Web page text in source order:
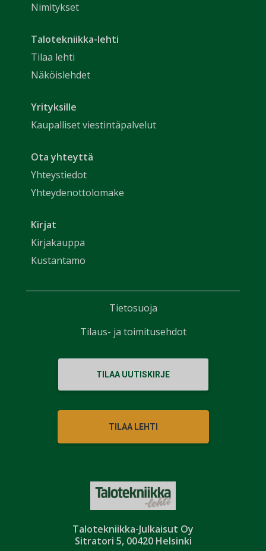
Talotekniikka-Julkaisut Oy
Sitratori 5, 00420 Helsinki
Nimitykset
Talotekniikka-lehti
Tilaa lehti
Näköislehdet
Yrityksille
Kaupalliset viestintäpalvelut
Ota yhteyttä
Yhteystiedot
Yhteydenottolomake
Kirjat
Kirjakauppa
Kustantamo
TILAA UUTISKIRJE
TILAA LEHTI
Tietosuoja
Tilaus- ja toimitusehdot